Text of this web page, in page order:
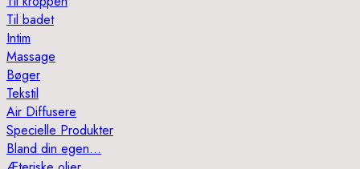
Til badet
Intim
Massage
Bøger
Tekstil
Air Diffusere
Specielle Produkter
Bland din egen…